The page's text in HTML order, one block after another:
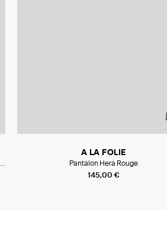
145,00 €
A LA FOLIE
Pantalon Hera Rouge